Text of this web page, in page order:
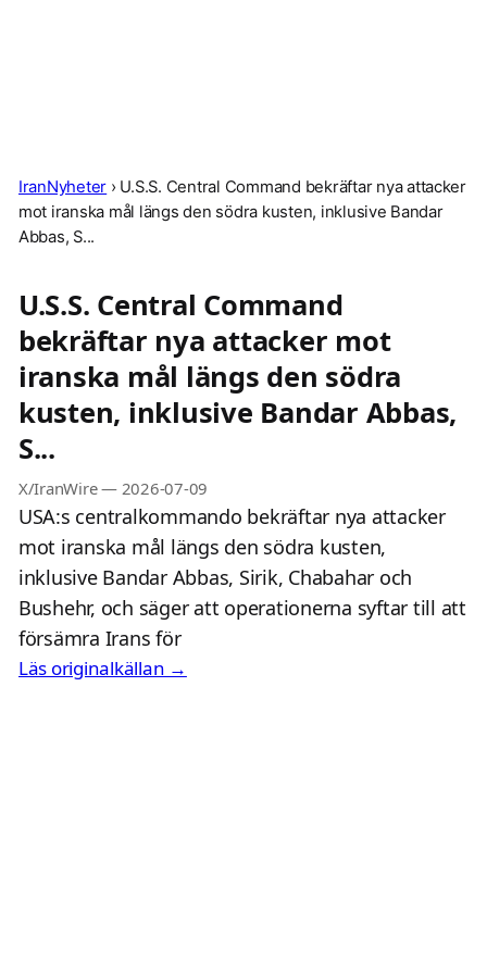
IranNyheter › U.S.S. Central Command bekräftar nya attacker
mot iranska mål längs den södra kusten, inklusive Bandar
Abbas, S...
U.S.S. Central Command
bekräftar nya attacker mot
iranska mål längs den södra
kusten, inklusive Bandar Abbas,
S...
X/IranWire— 2026-07-09
USA:s centralkommando bekräftar nya attacker
mot iranska mål längs den södra kusten,
inklusive Bandar Abbas, Sirik, Chabahar och
Bushehr, och säger att operationerna syftar till att
försämra Irans för
Läs originalkällan →